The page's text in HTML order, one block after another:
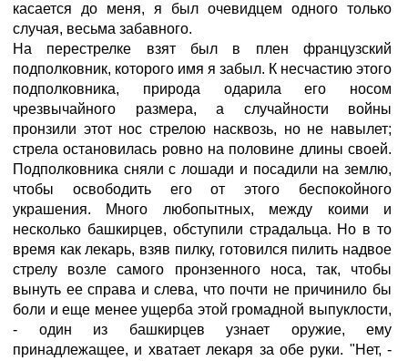
касается до меня, я был очевидцем одного только
случая, весьма забавного.
На перестрелке взят был в плен французский
подполковник, которого имя я забыл. К несчастию этого
подполковника, природа одарила его носом
чрезвычайного размера, а случайности войны
пронзили этот нос стрелою насквозь, но не навылет;
стрела остановилась ровно на половине длины своей.
Подполковника сняли с лошади и посадили на землю,
чтобы освободить его от этого беспокойного
украшения. Много любопытных, между коими и
несколько башкирцев, обступили страдальца. Но в то
время как лекарь, взяв пилку, готовился пилить надвое
стрелу возле самого пронзенного носа, так, чтобы
вынуть ее справа и слева, что почти не причинило бы
боли и еще менее ущерба этой громадной выпуклости,
- один из башкирцев узнает оружие, ему
принадлежащее, и хватает лекаря за обе руки. "Нет, -